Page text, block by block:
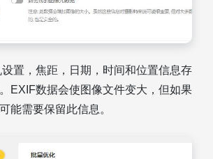
置，焦距，日期，时间和位置信息存
EXIF数据会使图像文件变大，但如果
能需要保留此信息。